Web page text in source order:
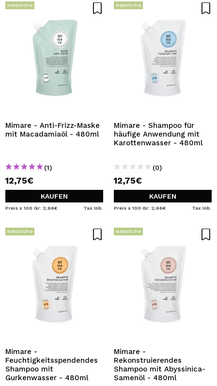
Natürliche
Mimare - Anti-Frizz-Maske
mit Macadamiaöl - 480ml
(1)
12,75€
KAUFEN
Preis x 100 Gr: 2,66€ Tax Inb.
Natürliche
Mimare - Shampoo für
häufige Anwendung mit
Karottenwasser - 480ml
(0)
12,75€
KAUFEN
Preis x 100 Gr: 2,66€ Tax Inb.
Natürliche
Mimare -
Feuchtigkeitsspendendes
Shampoo mit
Gurkenwasser - 480ml
Natürliche
Mimare -
Rekonstruierendes
Shampoo mit Abyssinica-
Samenöl - 480ml